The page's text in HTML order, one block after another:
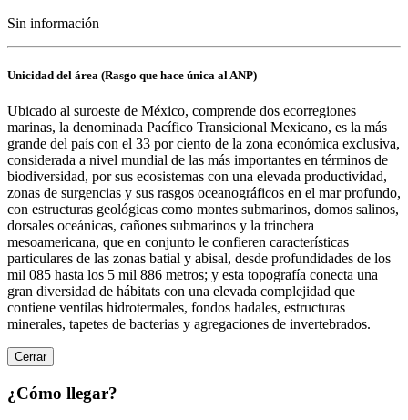
Sin información
Unicidad del área (Rasgo que hace única al ANP)
Ubicado al suroeste de México, comprende dos ecorregiones
marinas, la denominada Pacífico Transicional Mexicano, es la más
grande del país con el 33 por ciento de la zona económica exclusiva,
considerada a nivel mundial de las más importantes en términos de
biodiversidad, por sus ecosistemas con una elevada productividad,
zonas de surgencias y sus rasgos oceanográficos en el mar profundo,
con estructuras geológicas como montes submarinos, domos salinos,
dorsales oceánicas, cañones submarinos y la trinchera
mesoamericana, que en conjunto le confieren características
particulares de las zonas batial y abisal, desde profundidades de los
mil 085 hasta los 5 mil 886 metros; y esta topografía conecta una
gran diversidad de hábitats con una elevada complejidad que
contiene ventilas hidrotermales, fondos hadales, estructuras
minerales, tapetes de bacterias y agregaciones de invertebrados.
Cerrar
¿Cómo llegar?